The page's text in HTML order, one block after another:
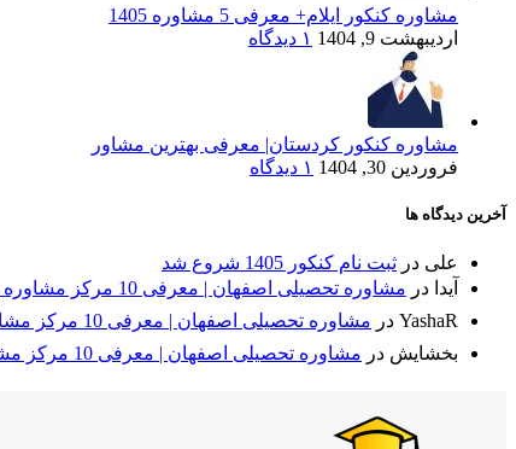
مشاوره کنکور ایلام+ معرفی 5 مشاوره 1405
اردیبهشت 9, 1404
۱ دیدگاه
مشاوره کنکور کردستان| معرفی بهترین مشاور
فروردین 30, 1404
۱ دیدگاه
آخرین دیدگاه ها
علی در ثبت نام کنکور 1405 شروع شد
آیدا در مشاوره تحصیلی اصفهان | معرفی 10 مرکز مشاوره برتر + مقایسه⭐
YashaR در مشاوره تحصیلی اصفهان | معرفی 10 مرکز مشاوره برتر + مقایسه⭐
بخشایش در مشاوره تحصیلی اصفهان | معرفی 10 مرکز مشاوره برتر + مقایسه⭐